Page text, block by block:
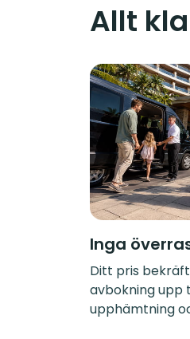
Allt
Inga
Ditt pris
avbokning upp
upphämtning